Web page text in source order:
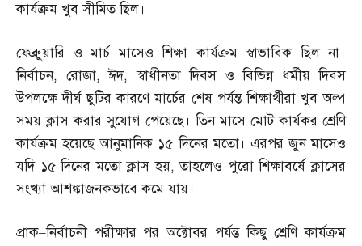
কার্যক্রম খুব সীমিত ছিল।
ফেব্রুুয়ারি ও মার্চ মাসেও শিক্ষা কার্যক্রম স্বাভাবিক ছিল না।
নির্বাচন, রোজা,ঈদ,স্বাধীনতা দিবস ও বিভিন্ন ধর্মীয় দিবস
উপলক্ষে দীর্ঘ ছুটির কারণে মার্চের শেষ পর্যন্ত শিক্ষার্থীরা খুব অল্প
সময় ক্লাস করার সুযোগ পেয়েছে। তিন মাসে মোট কার্যকর শ্রেণি
কার্যক্রম হয়েছে আনুমানিক ১৫ দিনের মতো। এরপর জুন মাসেও
যদি ১৫ দিনের মতো ক্লাস হয়,তাহলেও পুরো শিক্ষাবর্ষে ক্লাসের
সংখ্যা আশঙ্কাজনকভাবে কমে যায়।
প্রাক–নির্বাচনী পরীক্ষার পর অক্টোবর পর্যন্ত কিছু শ্রেণি কার্যক্রম